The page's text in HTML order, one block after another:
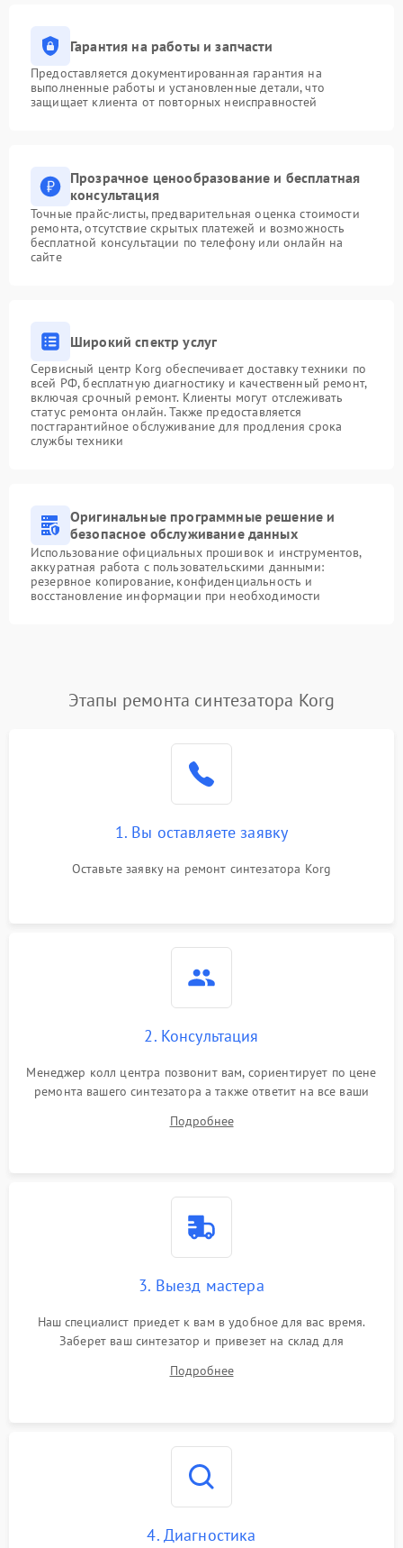
Гарантия на работы и запчасти
Предоставляется документированная гарантия на
выполненные работы и установленные детали, что
защищает клиента от повторных неисправностей
Прозрачное ценообразование и бесплатная
консультация
Точные прайс-листы, предварительная оценка стоимости
ремонта, отсутствие скрытых платежей и возможность
бесплатной консультации по телефону или онлайн на
сайте
Широкий спектр услуг
Сервисный центр Korg обеспечивает доставку техники по
всей РФ, бесплатную диагностику и качественный ремонт,
включая срочный ремонт. Клиенты могут отслеживать
статус ремонта онлайн. Также предоставляется
постгарантийное обслуживание для продления срока
службы техники
Оригинальные программные решение и
безопасное обслуживание данных
Использование официальных прошивок и инструментов,
аккуратная работа с пользовательскими данными:
резервное копирование, конфиденциальность и
восстановление информации при необходимости
Этапы ремонта синтезатора Korg
1. Вы оставляете заявку
Оставьте заявку на ремонт синтезатора Korg
2. Консультация
Менеджер колл центра позвонит вам, сориентирует по цене
ремонта вашего синтезатора а также ответит на все ваши
Подробнее
3. Выезд мастера
Наш специалист приедет к вам в удобное для вас время.
Заберет ваш синтезатор и привезет на склад для
Подробнее
4. Диагностика